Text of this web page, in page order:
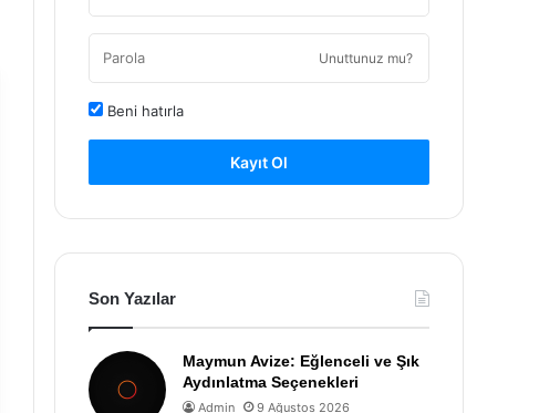
Unuttunuz mu?
Beni hatırla
Kayıt Ol
Son Yazılar
Maymun Avize: Eğlenceli ve Şık
Aydınlatma Seçenekleri
Admin 9 Ağustos 2026